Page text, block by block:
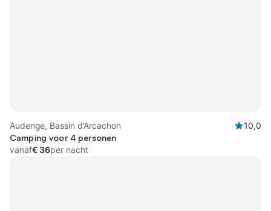
Audenge, Bassin d'Arcachon
10,0
Camping voor 4 personen
vanaf€ 36per nacht